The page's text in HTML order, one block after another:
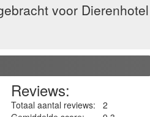
voor
Reviews:
Totaal aantal reviews:
2